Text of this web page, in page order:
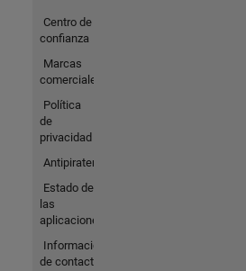
Centro de
confianza
Marcas
comerciales
Política
de
privacidad
Antipiratería
Estado de
las
aplicaciones
Información
de contacto